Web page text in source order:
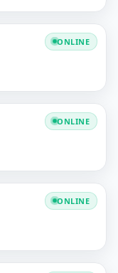
ONLINE
ONLINE
ONLINE